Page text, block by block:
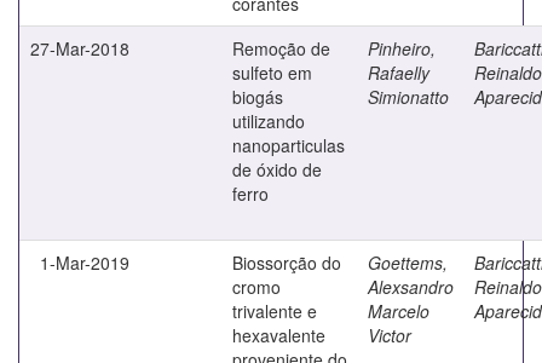
27-Mar-2018
Remoção de
sulfeto em
biogás
utilizando
nanoparticulas
de óxido de
ferro
Pinheiro,
Rafaelly
Simionatto
Reinaldo
1-Mar-2019
Biossorção do
cromo
trivalente e
hexavalente
Goettems,
Alexsandro
Marcelo
Victor
Reinaldo